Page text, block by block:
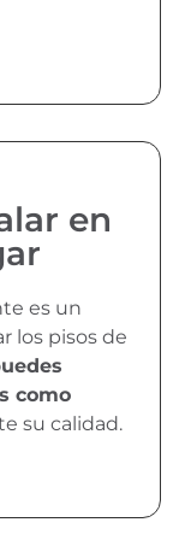
en
es un
los pisos de
como
su calidad.